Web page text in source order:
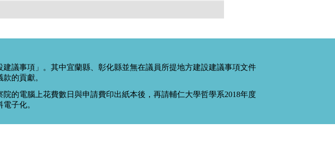
建議事項」。其中宜蘭縣、彰化縣並無在議員所提地方建設建議事項文件
的貢獻。
的電腦上花費數日與申請費印出紙本後，再請輔仁大學哲學系2018年度
子化。